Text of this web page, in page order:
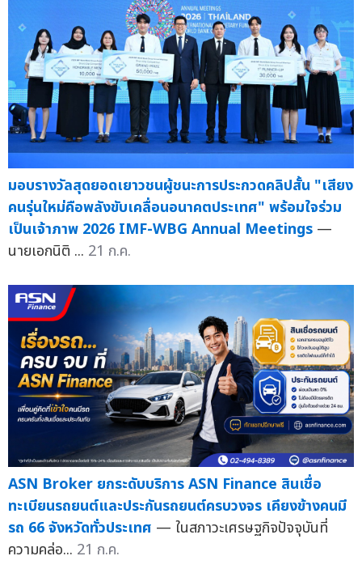
มอบรางวัลสุดยอดเยาวชนผู้ชนะการประกวดคลิปสั้น "เสียง
คนรุ่นใหม่คือพลังขับเคลื่อนอนาคตประเทศ" พร้อมใจร่วม
เป็นเจ้าภาพ 2026 IMF-WBG Annual Meetings —
นายเอกนิติ ... 21 ก.ค.
ASN Broker ยกระดับบริการ ASN Finance สินเชื่อ
ทะเบียนรถยนต์และประกันรถยนต์ครบวงจร เคียงข้างคนมี
รถ 66 จังหวัดทั่วประเทศ — ในสภาวะเศรษฐกิจปัจจุบันที่
ความคล่อ... 21 ก.ค.